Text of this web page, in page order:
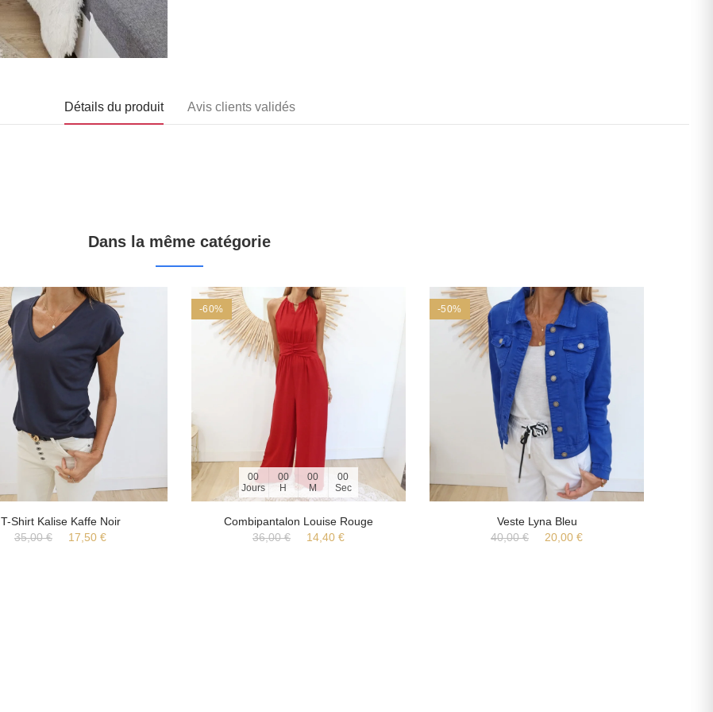
Détails du produit Avis clients validés
Dans la même catégorie
T-Shirt Kalise Kaffe Noir
35,00 €
17,50 €
-60%
00
Jours
00
H
00
M
00
Sec
Combipantalon Louise Rouge
36,00 €
14,40 €
-50%
Veste Lyna Bleu
40,00 €
20,00 €